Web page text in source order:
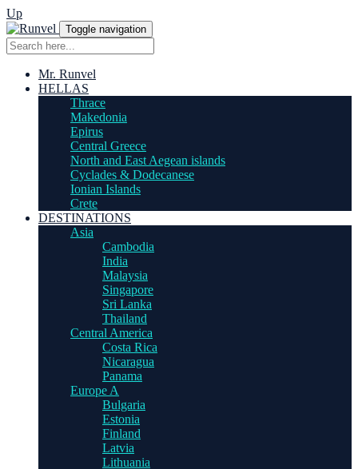
Up
Toggle navigation
Mr. Runvel
HELLAS
Thrace
Makedonia
Epirus
Central Greece
North and East Aegean islands
Cyclades & Dodecanese
Ionian Islands
Crete
DESTINATIONS
Asia
Cambodia
India
Malaysia
Singapore
Sri Lanka
Thailand
Central America
Costa Rica
Nicaragua
Panama
Europe A
Bulgaria
Estonia
Finland
Latvia
Lithuania